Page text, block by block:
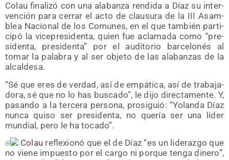
Colau fina­li­zó con una ala­ban­za ren­di­da a Díaz su inter­
ven­ción para cerrar el acto de clau­su­ra de la III Asam­
blea Nacio­nal de los Comu­nes, en el que tam­bién par­ti­
ci­pó la vice­pre­si­den­ta, quien fue acla­ma­da como “pre­
si­den­ta, pre­si­den­ta” por el audi­to­rio bar­ce­lo­nés al
tomar la pala­bra y al ser obje­to de las ala­ban­zas de la
alcaldesa.
“Sé que eres de ver­dad, así de empá­ti­ca, así de tra­ba­ja­
do­ra, sé que no lo has bus­ca­do”, le dijo direc­ta­men­te. Y,
pasan­do a la ter­ce­ra per­so­na, pro­si­guió: “Yolan­da Díaz
nun­ca qui­so ser pre­si­den­ta, no que­ría ser una líder
mun­dial, pero le ha tocado”.
Colau refle­xio­nó que el de Díaz “es un lide­raz­go que
no vie­ne impues­to por el car­go ni por­que ten­ga dine­ro”,